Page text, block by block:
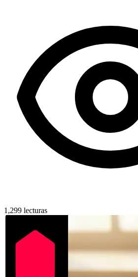
1,299 lecturas